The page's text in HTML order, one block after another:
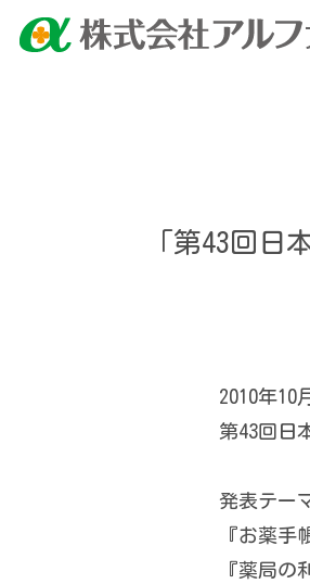
「第43回日
2010年10
第43回日
発表テー
『お薬
『薬局